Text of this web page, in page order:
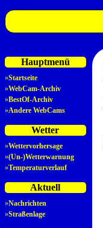
Hauptmenü
»Startseite
»WebCam-Archiv
»BestOf-Archiv
»Andere WebCams
Wetter
»Wettervorhersage
»(Un-)Wetterwarnung
»Temperaturverlauf
Aktuell
»Nachrichten
»Straßenlage